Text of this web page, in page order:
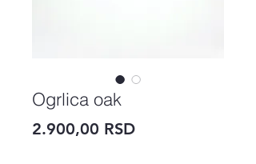
Ogrlica oak
2.900,00 RSDPrice